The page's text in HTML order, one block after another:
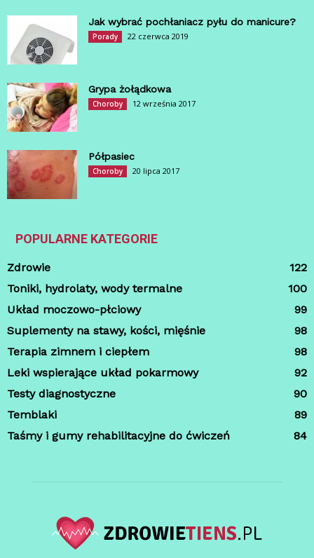
Jak wybrać pochłaniacz pyłu do manicure?
Porady 22 czerwca 2019
Grypa żołądkowa
Choroby 12 września 2017
Półpasiec
Choroby 20 lipca 2017
POPULARNE KATEGORIE
Zdrowie
122
Toniki, hydrolaty, wody termalne
100
Układ moczowo-płciowy
99
Suplementy na stawy, kości, mięśnie
98
Terapia zimnem i ciepłem
98
Leki wspierające układ pokarmowy
92
Testy diagnostyczne
90
Temblaki
89
Taśmy i gumy rehabilitacyjne do ćwiczeń
84